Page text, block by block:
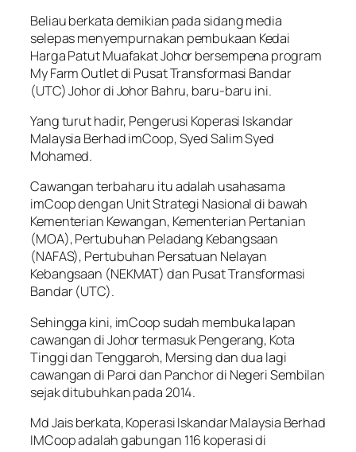
Beliau berkata demikian pada sidang media
selepas menyempurnakan pembukaan Kedai
Harga Patut Muafakat Johor bersempena program
My Farm Outlet di Pusat Transformasi Bandar
(UTC) Johor di Johor Bahru, baru-baru ini.
Yang turut hadir, Pengerusi Koperasi Iskandar
Malaysia Berhad imCoop, Syed Salim Syed
Mohamed.
Cawangan terbaharu itu adalah usahasama
imCoop dengan Unit Strategi Nasional di bawah
Kementerian Kewangan, Kementerian Pertanian
(MOA), Pertubuhan Peladang Kebangsaan
(NAFAS), Pertubuhan Persatuan Nelayan
Kebangsaan (NEKMAT) dan Pusat Transformasi
Bandar (UTC).
Sehingga kini, imCoop sudah membuka lapan
cawangan di Johor termasuk Pengerang, Kota
Tinggi dan Tenggaroh, Mersing dan dua lagi
cawangan di Paroi dan Panchor di Negeri Sembilan
sejak ditubuhkan pada 2014.
Md Jais berkata, Koperasi Iskandar Malaysia Berhad
IMCoop adalah gabungan 116 koperasi di